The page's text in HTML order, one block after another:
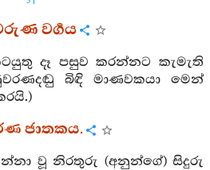
වර්‍ගය
දෑ පසුව කරන්නට කැමැති
බිඳි මාණවකයා මෙන්
ජාතකය.
වූ නිරතුරු (අනුන්ගේ) සිදුරු